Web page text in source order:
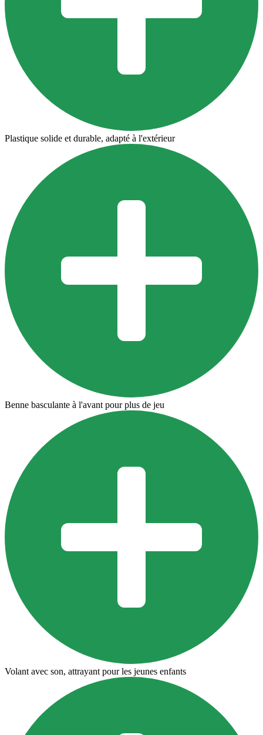
Plastique solide et durable, adapté à l'extérieur
Benne basculante à l'avant pour plus de jeu
Volant avec son, attrayant pour les jeunes enfants